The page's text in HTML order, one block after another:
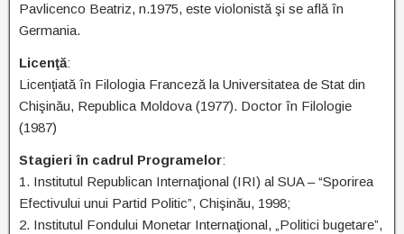
Pavlicenco Beatriz, n.1975, este violonistă şi se află în
Germania.
Licenţă:
Licenţiată în Filologia Franceză la Universitatea de Stat din
Chişinău, Republica Moldova (1977). Doctor în Filologie
(1987)
Stagieri în cadrul Programelor:
1. Institutul Republican Internaţional (IRI) al SUA – “Sporirea
Efectivului unui Partid Politic”, Chişinău, 1998;
2. Institutul Fondului Monetar Internaţional, „Politici bugetare”,